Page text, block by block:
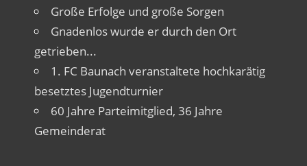
Große Erfolge und große Sorgen
Gnadenlos wurde er durch den Ort
getrieben...
1. FC Baunach veranstaltete hochkarätig
besetztes Jugendturnier
60 Jahre Parteimitglied, 36 Jahre
Gemeinderat